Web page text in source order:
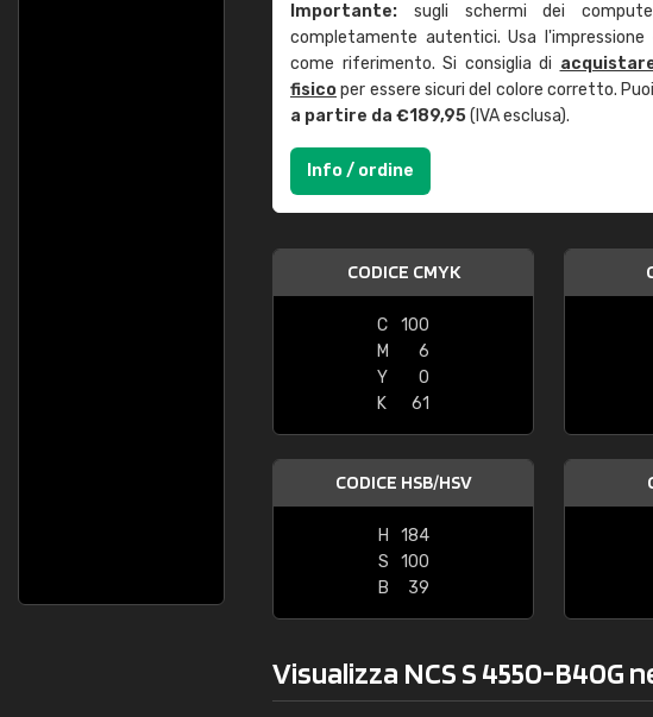
Importante: sugli schermi dei
completamente autentici. Usa
come riferimento. Si consiglia di
fisicoper essere sicuri del colore corretto.
a partire da €189,95(IVA esclusa).
Info / ordine
CODICE CMYK
C
100
M
6
Y
0
K
61
CODICE HSB/HSV
H
184
S
100
B
39
Visualizza NCS S 4550-B40G